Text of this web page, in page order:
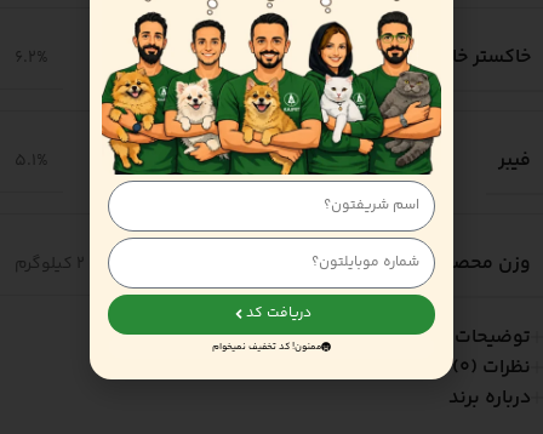
خاکستر خام 6.2%
فیبر 5.1%
وزن محصول 2 کیلوگرم
توضیحات
نظرات (0)
درباره برند
دریافت کد
ممنون! کد تخفیف نمیخوام